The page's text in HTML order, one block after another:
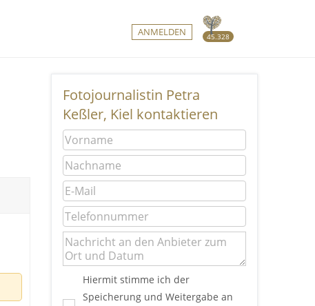
45.328
ANMELDEN
Fotojournalistin Petra
Keßler, Kiel kontaktieren
Hiermit stimme ich der
Speicherung und Weitergabe an